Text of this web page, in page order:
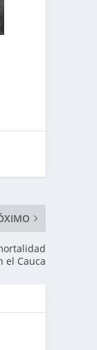
el Cauca